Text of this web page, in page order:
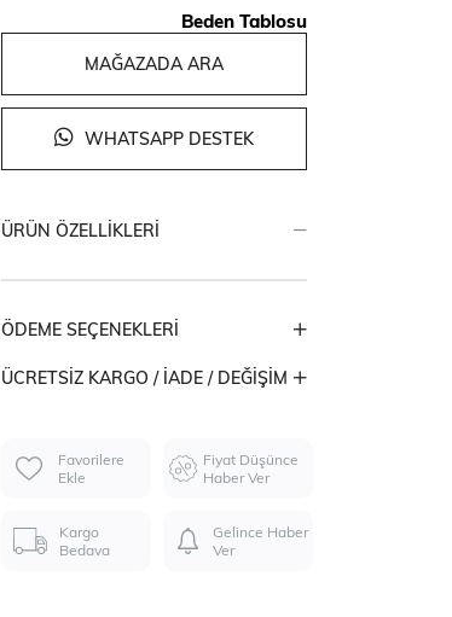
Beden Tablosu
MAĞAZADA ARA
WHATSAPP DESTEK
ÜRÜN ÖZELLIKLERI
ÖDEME SEÇENEKLERI
ÜCRETSIZ KARGO / İADE / DEĞIŞIM
Favorilere
Ekle
Fiyat Düşünce
Haber Ver
Kargo
Bedava
Gelince Haber
Ver